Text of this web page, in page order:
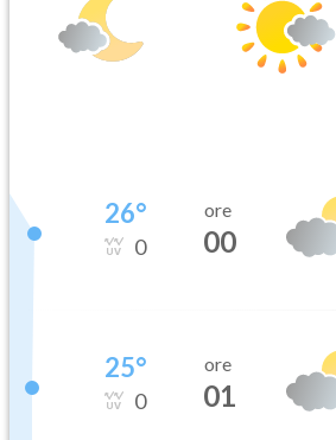
26°
0
ore
00
25°
0
ore
01